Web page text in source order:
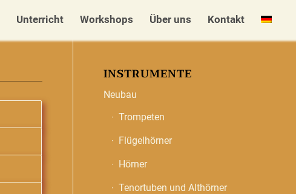
Unterricht Workshops Über uns Kontakt
INSTRUMENTE
Neubau
Trompeten
Flügelhörner
Hörner
Tenortuben und Althörner